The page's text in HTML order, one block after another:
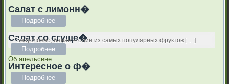
Салат с лимонн�
Подробнее
Салат со сгуще�
Подробнее
Интересное о ф�
Подробнее
Безусловно, банан – один из самых популярных фруктов [ ... ]
Об апельсине